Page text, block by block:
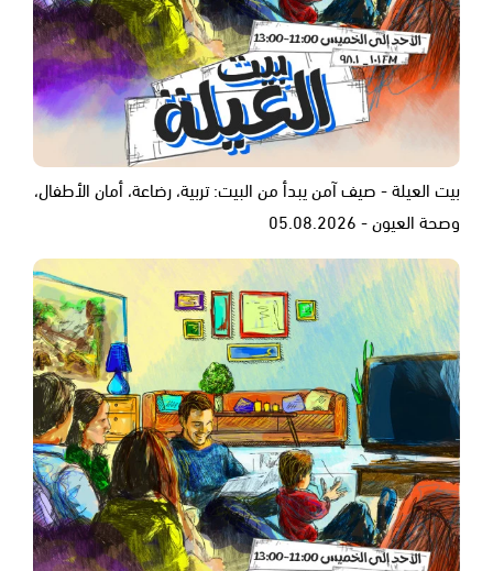
بيت العيلة - صيف آمن يبدأ من البيت: تربية، رضاعة، أمان الأطفال،
وصحة العيون - 05.08.2026